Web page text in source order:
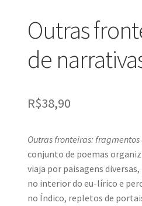
Outras
de
R$38,90
Outras fronteiras: fragmentos
conjunto de poemas
viaja por paisagens
no interior do eu-lírico e
no Índico, repletos de